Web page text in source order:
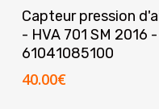
Lire La Suite
Capteur pression
- HVA 701 SM 2016 -
61041085100
40.00€